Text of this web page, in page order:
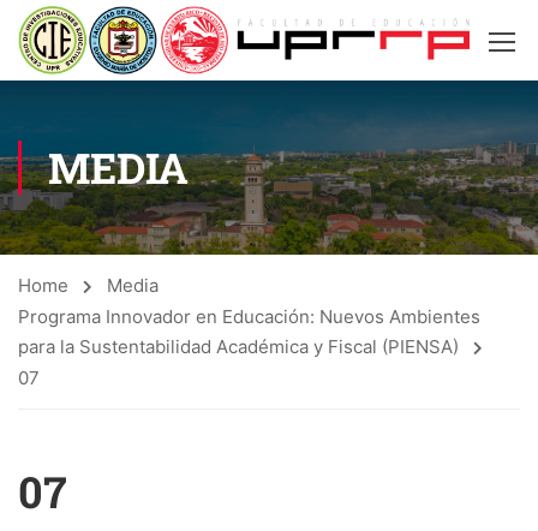
MEDIA
Home
Media
Programa Innovador en Educación: Nuevos Ambientes
para la Sustentabilidad Académica y Fiscal (PIENSA)
07
07